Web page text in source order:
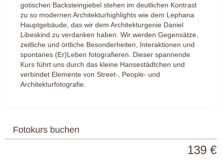
gotischen Backsteingiebel stehen im deutlichen Kontrast
zu so modernen Architekturhighlights wie dem Lephana
Hauptgebäude, das wir dem Architekturgenie Daniel
Libeskind zu verdanken haben. Wir werden Gegensätze,
zeitliche und örtliche Besonderheiten, Interaktionen und
spontanes (Er)Leben fotografieren. Dieser spannende
Kurs führt uns durch das kleine Hansestädtchen und
verbindet Elemente von Street-, People- und
Architekturfotografie.
Fotokurs buchen
139 €